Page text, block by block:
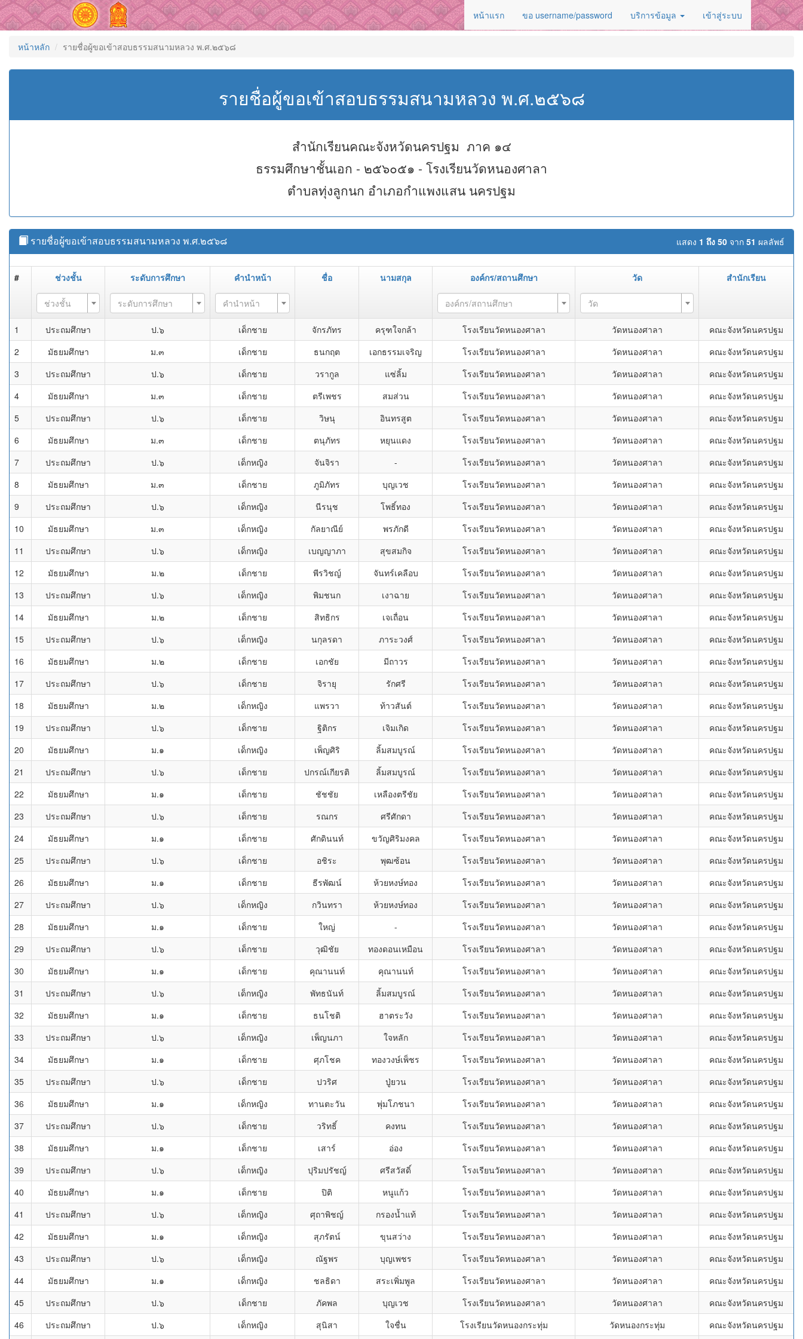
หน้าแรก ขอ username/password บริการข้อมูล เข้าสู่ระบบ
หน้าหลัก รายชื่อผู้ขอเข้าสอบธรรมสนามหลวง พ.ศ.๒๕๖๘
รายชื่อผู้ขอเข้าสอบธรรมสนามหลวง พ.ศ.๒๕๖๘
สำนักเรียนคณะจังหวัดนครปฐม ภาค ๑๔
ธรรมศึกษาชั้นเอก - ๒๕๖๐๕๑ - โรงเรียนวัดหนองศาลา
ตำบลทุ่งลูกนก อำเภอกำแพงแสน นครปฐม
แสดง 1 ถึง 50 จาก 51 ผลลัพธ์
รายชื่อผู้ขอเข้าสอบธรรมสนามหลวง พ.ศ.๒๕๖๘
# ช่วงชั้น ระดับการศึกษา คำนำหน้า ชื่อ นามสกุล องค์กร/สถานศึกษา วัด สำนักเรียน
ช่วงชั้น ระดับการศึกษา คำนำหน้า องค์กร/สถานศึกษา วัด
1 ประถมศึกษา ป.๖ เด็กชาย จักรภัทร ครุฑใจกล้า โรงเรียนวัดหนองศาลา วัดหนองศาลา
คณะจังหวัดนครปฐม
2
มัธยมศึกษา ม.๓ เด็กชาย ธนกฤต เอกธรรมเจริญ โรงเรียนวัดหนองศาลา วัดหนองศาลา
คณะจังหวัดนครปฐม
3
ประถมศึกษา ป.๖ เด็กชาย วรากูล แซ่ลิ้ม โรงเรียนวัดหนองศาลา วัดหนองศาลา
คณะจังหวัดนครปฐม
4
มัธยมศึกษา ม.๓ เด็กชาย ตรีเพชร สมส่วน โรงเรียนวัดหนองศาลา วัดหนองศาลา
คณะจังหวัดนครปฐม
5
ประถมศึกษา ป.๖ เด็กชาย วิษนุ อินทรสูต โรงเรียนวัดหนองศาลา วัดหนองศาลา
คณะจังหวัดนครปฐม
6
มัธยมศึกษา ม.๓ เด็กชาย ตนุภัทร หยุนแดง โรงเรียนวัดหนองศาลา วัดหนองศาลา
คณะจังหวัดนครปฐม
7
ประถมศึกษา ป.๖ เด็กหญิง จันจิรา - โรงเรียนวัดหนองศาลา วัดหนองศาลา
คณะจังหวัดนครปฐม
8
มัธยมศึกษา ม.๓ เด็กชาย ภูมิภัทร บุญเวช โรงเรียนวัดหนองศาลา วัดหนองศาลา
คณะจังหวัดนครปฐม
9
ประถมศึกษา ป.๖ เด็กหญิง นีรนุช โพธิ์ทอง โรงเรียนวัดหนองศาลา วัดหนองศาลา
คณะจังหวัดนครปฐม
10
มัธยมศึกษา ม.๓ เด็กหญิง กัลยาณีย์ พรภักดี โรงเรียนวัดหนองศาลา วัดหนองศาลา
คณะจังหวัดนครปฐม
11
ประถมศึกษา ป.๖ เด็กหญิง เบญญาภา สุขสมกิจ โรงเรียนวัดหนองศาลา วัดหนองศาลา
คณะจังหวัดนครปฐม
12
มัธยมศึกษา ม.๒ เด็กชาย พีรวิชญ์ จันทร์เคลือบ โรงเรียนวัดหนองศาลา วัดหนองศาลา
คณะจังหวัดนครปฐม
13
ประถมศึกษา ป.๖ เด็กหญิง พิมชนก เงาฉาย โรงเรียนวัดหนองศาลา วัดหนองศาลา
คณะจังหวัดนครปฐม
14
มัธยมศึกษา ม.๒ เด็กชาย สิทธิกร เจเถื่อน โรงเรียนวัดหนองศาลา วัดหนองศาลา
คณะจังหวัดนครปฐม
15
ประถมศึกษา ป.๖ เด็กหญิง นกุลรดา ภาระวงศ์ โรงเรียนวัดหนองศาลา วัดหนองศาลา
คณะจังหวัดนครปฐม
16
มัธยมศึกษา ม.๒ เด็กชาย เอกชัย มีถาวร โรงเรียนวัดหนองศาลา วัดหนองศาลา
คณะจังหวัดนครปฐม
17
ประถมศึกษา ป.๖ เด็กชาย จิรายุ รักศรี โรงเรียนวัดหนองศาลา วัดหนองศาลา
คณะจังหวัดนครปฐม
18
มัธยมศึกษา ม.๒ เด็กหญิง แพรวา ท้าวสันต์ โรงเรียนวัดหนองศาลา วัดหนองศาลา
คณะจังหวัดนครปฐม
19
ประถมศึกษา ป.๖ เด็กชาย ฐิติกร เจิมเกิด โรงเรียนวัดหนองศาลา วัดหนองศาลา
คณะจังหวัดนครปฐม
20
มัธยมศึกษา ม.๑ เด็กหญิง เพ็ญศิริ ลิ้มสมบูรณ์ โรงเรียนวัดหนองศาลา วัดหนองศาลา
คณะจังหวัดนครปฐม
21
ประถมศึกษา ป.๖ เด็กชาย ปกรณ์เกียรติ ลิ้มสมบูรณ์ โรงเรียนวัดหนองศาลา วัดหนองศาลา
คณะจังหวัดนครปฐม
22
มัธยมศึกษา ม.๑ เด็กชาย ชัชชัย เหลืองตรีชัย โรงเรียนวัดหนองศาลา วัดหนองศาลา
คณะจังหวัดนครปฐม
23
ประถมศึกษา ป.๖ เด็กชาย รณกร ศรีศักดา โรงเรียนวัดหนองศาลา วัดหนองศาลา
คณะจังหวัดนครปฐม
24
มัธยมศึกษา ม.๑ เด็กชาย ศักดินนท์ ขวัญศิริมงคล โรงเรียนวัดหนองศาลา วัดหนองศาลา
คณะจังหวัดนครปฐม
25
ประถมศึกษา ป.๖ เด็กชาย อชิระ พุฒซ้อน โรงเรียนวัดหนองศาลา วัดหนองศาลา
คณะจังหวัดนครปฐม
26
มัธยมศึกษา ม.๑ เด็กชาย ธีรพัฒน์ ห้วยหงษ์ทอง โรงเรียนวัดหนองศาลา วัดหนองศาลา
คณะจังหวัดนครปฐม
27
ประถมศึกษา ป.๖ เด็กหญิง กวินทรา ห้วยหงษ์ทอง โรงเรียนวัดหนองศาลา วัดหนองศาลา
คณะจังหวัดนครปฐม
28
มัธยมศึกษา ม.๑ เด็กชาย ใหญ่ - โรงเรียนวัดหนองศาลา วัดหนองศาลา
คณะจังหวัดนครปฐม
29
ประถมศึกษา ป.๖ เด็กชาย วุฒิชัย ทองดอนเหมือน โรงเรียนวัดหนองศาลา วัดหนองศาลา
คณะจังหวัดนครปฐม
30
มัธยมศึกษา ม.๑ เด็กชาย คุณานนท์ คุณานนท์ โรงเรียนวัดหนองศาลา วัดหนองศาลา
คณะจังหวัดนครปฐม
31
ประถมศึกษา ป.๖ เด็กหญิง พัทธนันท์ ลิ้มสมบูรณ์ โรงเรียนวัดหนองศาลา วัดหนองศาลา
คณะจังหวัดนครปฐม
32
มัธยมศึกษา ม.๑ เด็กชาย ธนโชติ ฮาตระวัง โรงเรียนวัดหนองศาลา วัดหนองศาลา
คณะจังหวัดนครปฐม
33
ประถมศึกษา ป.๖ เด็กหญิง เพ็ญนภา ใจหลัก โรงเรียนวัดหนองศาลา วัดหนองศาลา
คณะจังหวัดนครปฐม
34
มัธยมศึกษา ม.๑ เด็กชาย ศุภโชค ทองวงษ์เพ็ชร โรงเรียนวัดหนองศาลา วัดหนองศาลา
คณะจังหวัดนครปฐม
35
ประถมศึกษา ป.๖ เด็กชาย ปวริศ ปู่ยวน โรงเรียนวัดหนองศาลา วัดหนองศาลา
คณะจังหวัดนครปฐม
36
มัธยมศึกษา ม.๑ เด็กหญิง ทานตะวัน พุ่มโภชนา โรงเรียนวัดหนองศาลา วัดหนองศาลา
คณะจังหวัดนครปฐม
37
ประถมศึกษา ป.๖ เด็กชาย วริทธิ์ คงทน โรงเรียนวัดหนองศาลา วัดหนองศาลา
คณะจังหวัดนครปฐม
38
มัธยมศึกษา ม.๑ เด็กชาย เสาร์ อ่อง โรงเรียนวัดหนองศาลา วัดหนองศาลา
คณะจังหวัดนครปฐม
39
ประถมศึกษา ป.๖ เด็กหญิง ปุริมปรัชญ์ ศรีสวัสดิ์ โรงเรียนวัดหนองศาลา วัดหนองศาลา
คณะจังหวัดนครปฐม
40
มัธยมศึกษา ม.๑ เด็กชาย ปิติ หนูแก้ว โรงเรียนวัดหนองศาลา วัดหนองศาลา
คณะจังหวัดนครปฐม
41
ประถมศึกษา ป.๖ เด็กหญิง ศุถาพิชญ์ กรองน้ำแท้ โรงเรียนวัดหนองศาลา วัดหนองศาลา
คณะจังหวัดนครปฐม
42
มัธยมศึกษา ม.๑ เด็กหญิง สุภรัตน์ ขุนสว่าง โรงเรียนวัดหนองศาลา วัดหนองศาลา
คณะจังหวัดนครปฐม
43
ประถมศึกษา ป.๖ เด็กหญิง ณัฐพร บุญเพชร โรงเรียนวัดหนองศาลา วัดหนองศาลา
คณะจังหวัดนครปฐม
44
มัธยมศึกษา ม.๑ เด็กหญิง ชลธิดา สระเพิ่มพูล โรงเรียนวัดหนองศาลา วัดหนองศาลา
คณะจังหวัดนครปฐม
45
ประถมศึกษา ป.๖ เด็กชาย ภัคพล บุญเวช โรงเรียนวัดหนองศาลา วัดหนองศาลา
คณะจังหวัดนครปฐม
46
ประถมศึกษา ป.๖ เด็กหญิง สุนิสา ใจชื่น โรงเรียนวัดหนองกระทุ่ม วัดหนองกระทุ่ม คณะจังหวัดนครปฐม